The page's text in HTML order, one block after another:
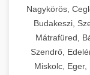
Nagykörös,
Budakeszi,
Mátrafüred,
Szendrő,
Miskolc, Eger,